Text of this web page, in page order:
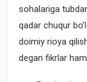
sohalariga
qadar chuqur
doimiy rioya
degan fikrlar